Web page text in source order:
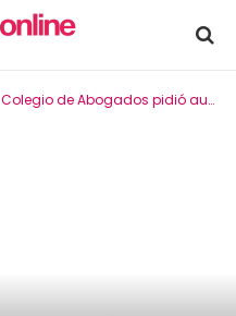
Colegio de Abogados pidió audiencias públicas para discutir la minería